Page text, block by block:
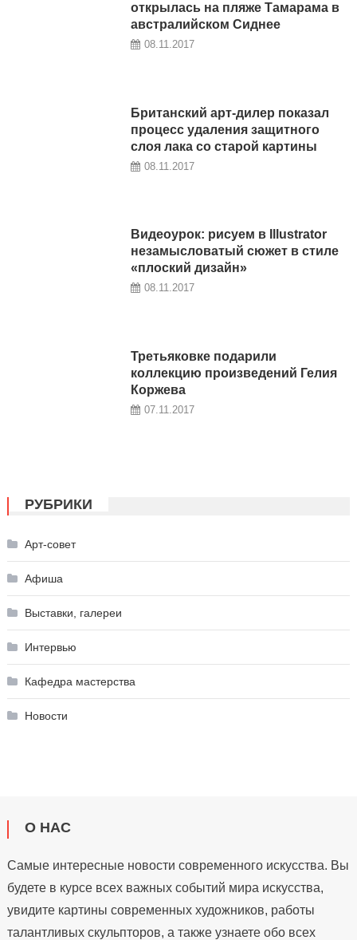
открылась на пляже Тамарама в
австралийском Сиднее
08.11.2017
Британский арт-дилер показал
процесс удаления защитного
слоя лака со старой картины
08.11.2017
Видеоурок: рисуем в Illustrator
незамысловатый сюжет в стиле
«плоский дизайн»
08.11.2017
Третьяковке подарили
коллекцию произведений Гелия
Коржева
07.11.2017
РУБРИКИ
Арт-совет
Афиша
Выставки, галереи
Интервью
Кафедра мастерства
Новости
О НАС
Самые интересные новости современного искусства. Вы
будете в курсе всех важных событий мира искусства,
увидите картины современных художников, работы
талантливых скульпторов, а также узнаете обо всех